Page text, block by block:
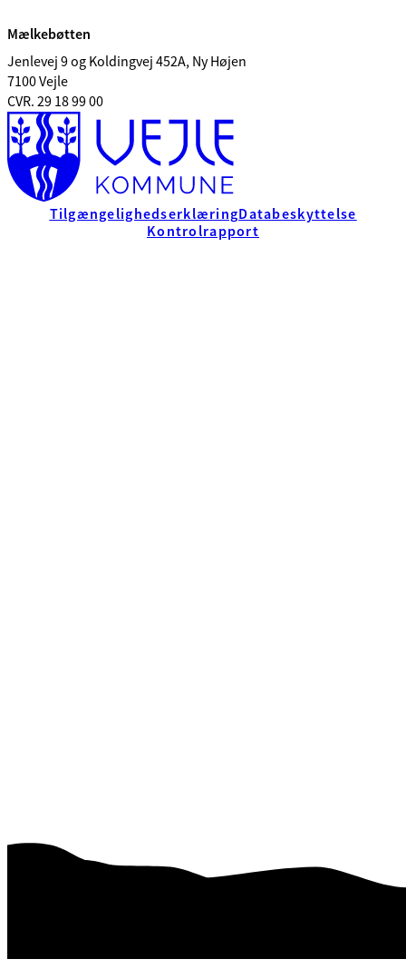
Mælkebøtten
Jenlevej 9 og Koldingvej 452A, Ny Højen
7100 Vejle
CVR. 29 18 99 00
TilgængelighedserklæringDatabeskyttelse
Kontrolrapport